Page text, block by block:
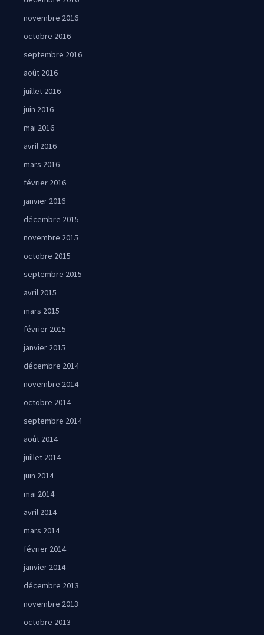
novembre 2016
octobre 2016
septembre 2016
août 2016
juillet 2016
juin 2016
mai 2016
avril 2016
mars 2016
février 2016
janvier 2016
décembre 2015
novembre 2015
octobre 2015
septembre 2015
avril 2015
mars 2015
février 2015
janvier 2015
décembre 2014
novembre 2014
octobre 2014
septembre 2014
août 2014
juillet 2014
juin 2014
mai 2014
avril 2014
mars 2014
février 2014
janvier 2014
décembre 2013
novembre 2013
octobre 2013